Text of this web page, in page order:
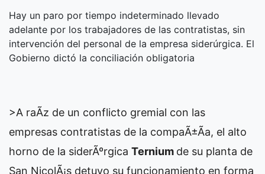
Hay un paro por tiempo indeterminado llevado
adelante por los trabajadores de las contratistas, sin
intervención del personal de la empresa siderúrgica. El
Gobierno dictó la conciliación obligatoria
>A raÃ­z de un conflicto gremial con las
empresas contratistas de la compaÃ±Ã­a, el alto
horno de la siderÃºrgica Ternium de su planta de
San NicolÃ¡s detuvo su funcionamiento en forma